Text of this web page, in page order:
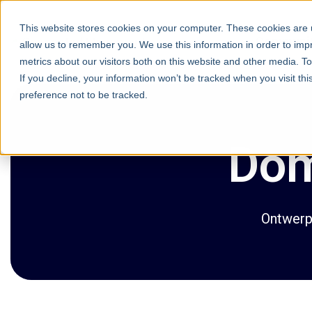
This website stores cookies on your computer. These cookies
allow us to remember you. We use this information in order to
metrics about our visitors both on this website and other media.
If you decline, your information won’t be tracked when you visit
preference not to be tracked.